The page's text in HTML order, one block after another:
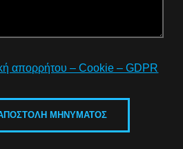
απορρήτου – Cookie – GDPR